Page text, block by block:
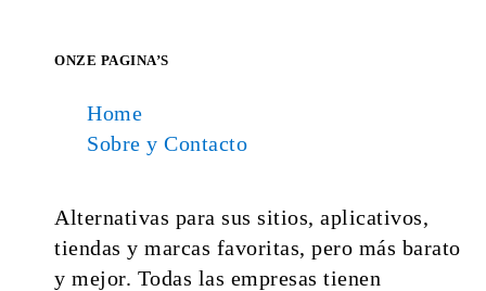
ONZE PAGINA’S
Home
Sobre y Contacto
Alternativas para sus sitios, aplicativos,
tiendas y marcas favoritas, pero más barato
y mejor. Todas las empresas tienen